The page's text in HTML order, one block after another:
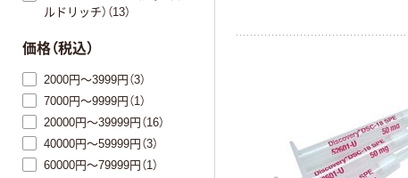
ルドリッチ）（13）
価格（税込）
2000円～3999円（3）
7000円～9999円（1）
20000円～39999円（16）
40000円～59999円（3）
60000円～79999円（1）